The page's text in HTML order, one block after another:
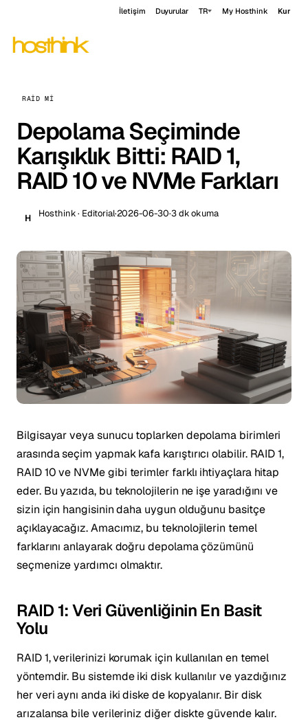
İletişim Duyurular TR My Hosthink Kur
RAID MI
Depolama Seçiminde
Karışıklık Bitti: RAID 1,
RAID 10 ve NVMe Farkları
H Hosthink · Editorial·2026-06-30·3 dk okuma
Bilgisayar veya sunucu toplarken depolama birimleri
arasında seçim yapmak kafa karıştırıcı olabilir. RAID 1,
RAID 10 ve NVMe gibi terimler farklı ihtiyaçlara hitap
eder. Bu yazıda, bu teknolojilerin ne işe yaradığını ve
sizin için hangisinin daha uygun olduğunu basitçe
açıklayacağız. Amacımız, bu teknolojilerin temel
farklarını anlayarak doğru depolama çözümünü
seçmenize yardımcı olmaktır.
RAID 1: Veri Güvenliğinin En Basit
Yolu
RAID 1, verilerinizi korumak için kullanılan en temel
yöntemdir. Bu sistemde iki disk kullanılır ve yazdığınız
her veri aynı anda iki diske de kopyalanır. Bir disk
arızalansa bile verileriniz diğer diskte güvende kalır.